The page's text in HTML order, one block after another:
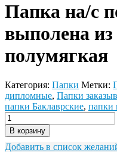
Папка на/с
выполена
полумягкая
Категория: Папки Метки:
дипломные, Папки
папки Баклаврские, папки
В корзину
Добавить в список